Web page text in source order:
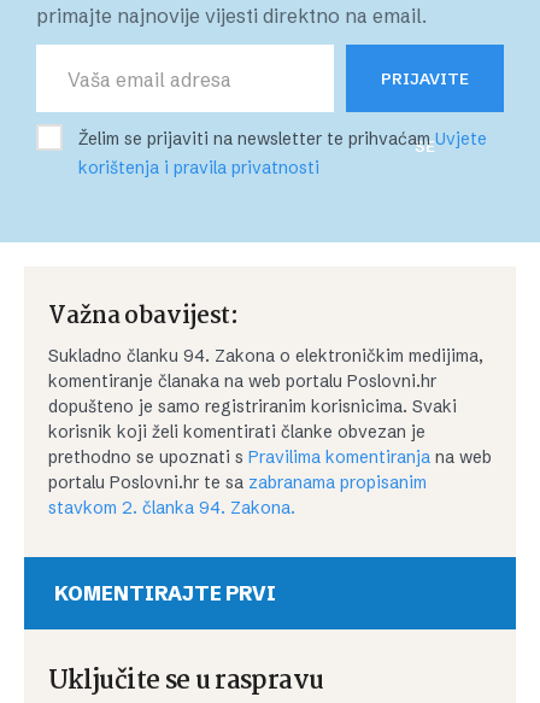
primajte najnovije vijesti direktno na email.
PRIJAVITE
SE
Želim se prijaviti na newsletter te prihvaćamUvjete
korištenja i pravila privatnosti
Važna obavijest:
Sukladno članku 94. Zakona o elektroničkim medijima,
komentiranje članaka na web portalu Poslovni.hr
dopušteno je samo registriranim korisnicima. Svaki
korisnik koji želi komentirati članke obvezan je
prethodno se upoznati s Pravilima komentiranja na web
portalu Poslovni.hr te sa zabranama propisanim
stavkom 2. članka 94. Zakona.
KOMENTIRAJTE PRVI
Uključite se u raspravu